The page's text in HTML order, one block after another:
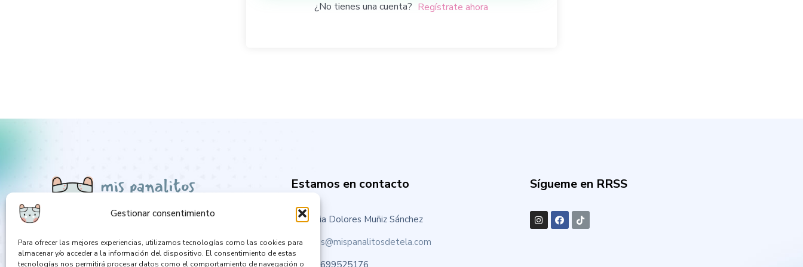
Gestionar consentimiento
Para ofrecer las mejores experiencias, utilizamos tecnologías como las cookies para
almacenar y/o acceder a la información del dispositivo. El consentimiento de estas
tecnologías nos permitirá procesar datos como el comportamiento de navegación o
¿No tienes una cuenta? Regístrate ahora
Estamos en contacto
Maria Dolores Muñiz Sánchez
nines@mispanalitosdetela.com
Sígueme en RRSS